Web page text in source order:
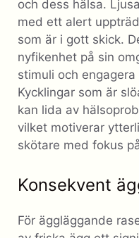
och dess hälsa.
med ett alert
som är i gott skick.
nyfikenhet på sin
stimuli och
Kycklingar som är
kan lida av
vilket motiverar
skötare med fokus
Konsekvent
För äggläggande